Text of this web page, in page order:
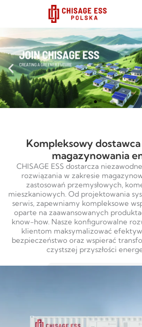
Kompleksowy
magazynowania
CHISAGE ESS dostarcza
rozwiązania w zakresie
zastosowań przemysłowych,
mieszkaniowych. Od projektowania
serwis, zapewniamy kompleksowe
oparte na zaawansowanych
know-how. Nasze konfigurowalne
klientom maksymalizować
bezpieczeństwo oraz wspierać
czystszej przyszłości